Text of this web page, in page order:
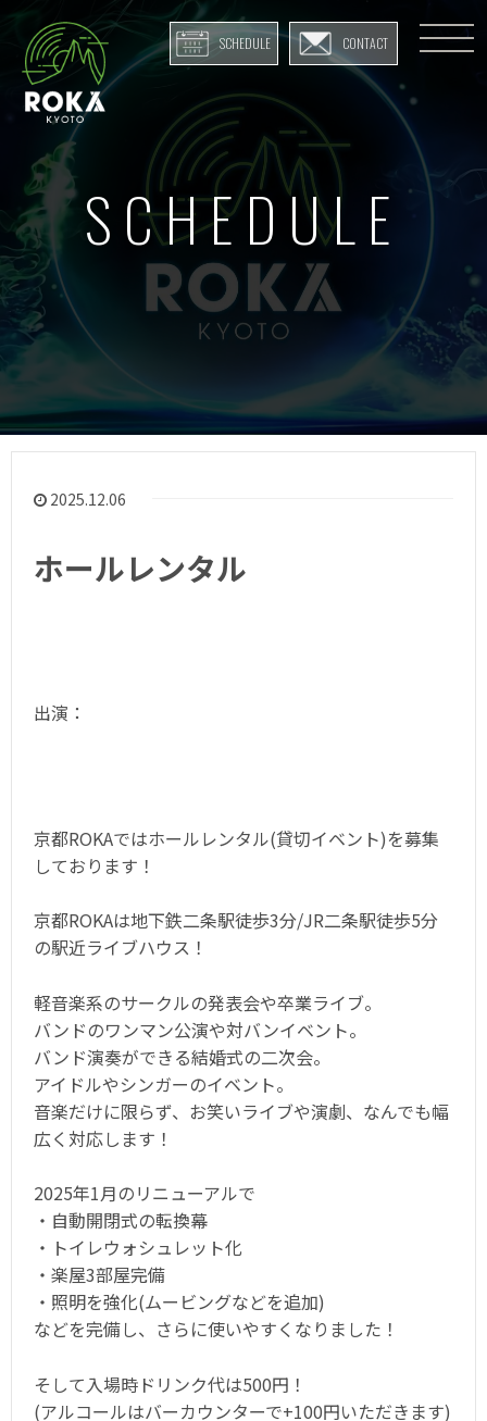
SCHEDULE CONTACT
SCHEDULE
2025.12.06
ホールレンタル
出演：
京都ROKAではホールレンタル(貸切イベント)を募集
しております！
京都ROKAは地下鉄二条駅徒歩3分/JR二条駅徒歩5分
の駅近ライブハウス！
軽音楽系のサークルの発表会や卒業ライブ。
バンドのワンマン公演や対バンイベント。
バンド演奏ができる結婚式の二次会。
アイドルやシンガーのイベント。
音楽だけに限らず、お笑いライブや演劇、なんでも幅
広く対応します！
2025年1月のリニューアルで
・自動開閉式の転換幕
・トイレウォシュレット化
・楽屋3部屋完備
・照明を強化(ムービングなどを追加)
などを完備し、さらに使いやすくなりました！
そして入場時ドリンク代は500円！
(アルコールはバーカウンターで+100円いただきます)